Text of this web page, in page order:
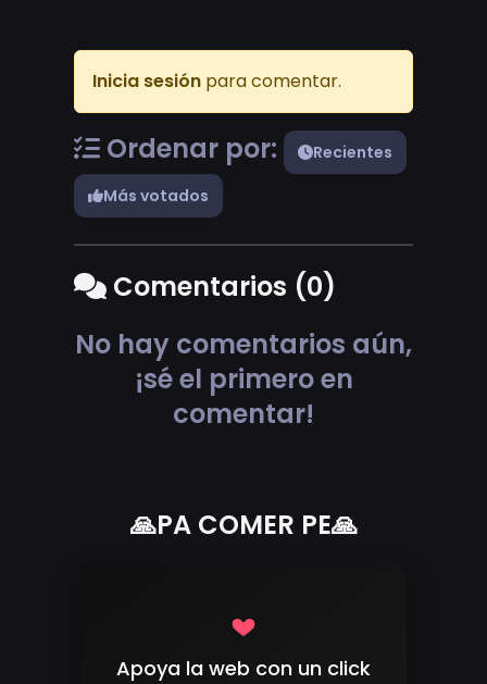
Inicia sesión para comentar.
Ordenar por:
Recientes
Más votados
Comentarios (0)
No hay comentarios aún,
¡sé el primero en
comentar!
🙏PA COMER PE🙏
Apoya la web con un click